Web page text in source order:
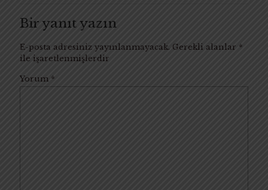
Bir yanıt yazın
E-posta adresiniz yayınlanmayacak. Gerekli alanlar *
ile işaretlenmişlerdir
Yorum *